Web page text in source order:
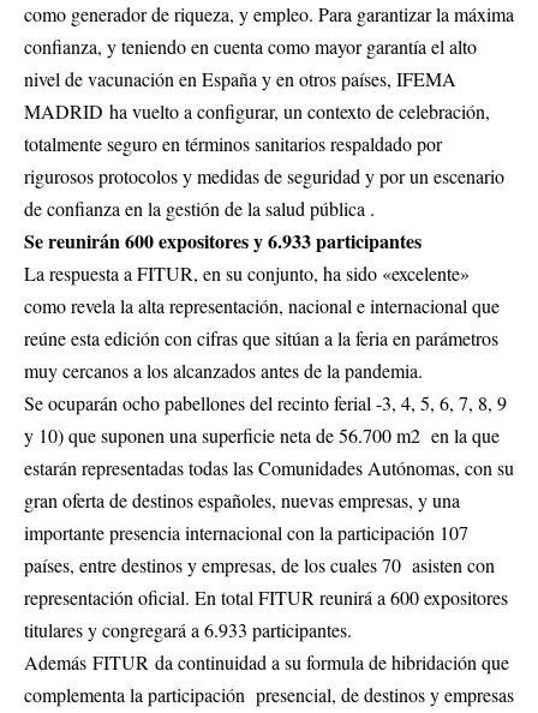
como generador de riqueza, y empleo. Para garantizar la máxima
confianza, y teniendo en cuenta como mayor garantía el alto
nivel de vacunación en España y en otros países, IFEMA
MADRID ha vuelto a configurar, un contexto de celebración,
totalmente seguro en términos sanitarios respaldado por
rigurosos protocolos y medidas de seguridad y por un escenario
de confianza en la gestión de la salud pública .
Se reunirán 600 expositores y 6.933 participantes
La respuesta a FITUR, en su conjunto, ha sido «excelente»
como revela la alta representación, nacional e internacional que
reúne esta edición con cifras que sitúan a la feria en parámetros
muy cercanos a los alcanzados antes de la pandemia.
Se ocuparán ocho pabellones del recinto ferial -3, 4, 5, 6, 7, 8, 9
y 10) que suponen una superficie neta de 56.700 m2 en la que
estarán representadas todas las Comunidades Autónomas, con su
gran oferta de destinos españoles, nuevas empresas, y una
importante presencia internacional con la participación 107
países, entre destinos y empresas, de los cuales 70 asisten con
representación oficial. En total FITUR reunirá a 600 expositores
titulares y congregará a 6.933 participantes.
Además FITUR da continuidad a su formula de hibridación que
complementa la participación presencial, de destinos y empresas